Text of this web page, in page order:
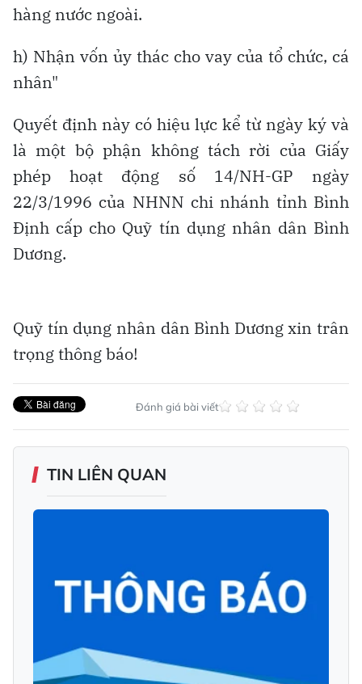
hàng nước ngoài.
h) Nhận vốn ủy thác cho vay của tổ chức, cá
nhân"
Quyết định này có hiệu lực kể từ ngày ký và
là một bộ phận không tách rời của Giấy
phép hoạt động số 14/NH-GP ngày
22/3/1996 của NHNN chi nhánh tỉnh Bình
Định cấp cho Quỹ tín dụng nhân dân Bình
Dương.
Quỹ tín dụng nhân dân Bình Dương xin trân
trọng thông báo!
Đánh giá bài viết
TIN LIÊN QUAN